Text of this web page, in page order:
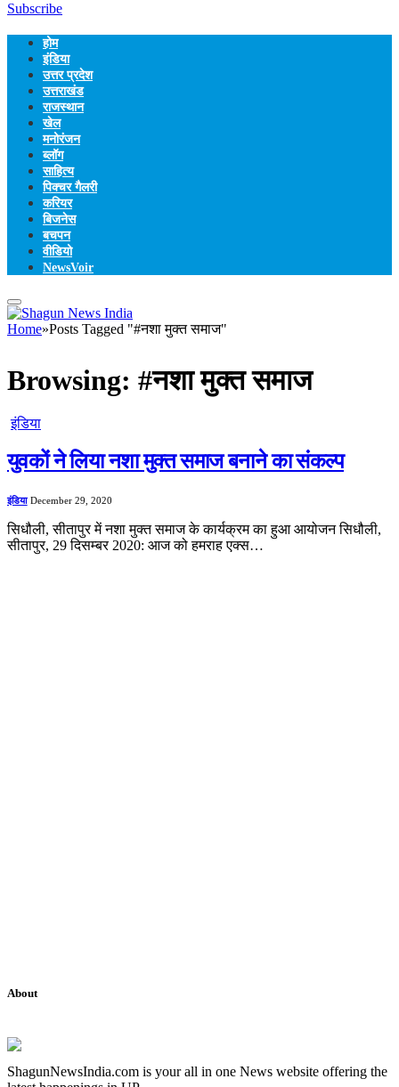
Subscribe
होम
इंडिया
उत्तर प्रदेश
उत्तराखंड
राजस्थान
खेल
मनोरंजन
ब्लॉग
साहित्य
पिक्चर गैलरी
करियर
बिजनेस
बचपन
वीडियो
NewsVoir
Home»Posts Tagged "#नशा मुक्त समाज"
Browsing: #नशा मुक्त समाज
इंडिया
युवकों ने लिया नशा मुक्त समाज बनाने का संकल्प
इंडिया December 29, 2020
सिधौली, सीतापुर में नशा मुक्त समाज के कार्यक्रम का हुआ आयोजन सिधौली,
सीतापुर, 29 दिसम्बर 2020: आज को हमराह एक्स…
About
ShagunNewsIndia.com is your all in one News website offering the